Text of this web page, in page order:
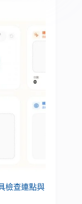
檢查連點與